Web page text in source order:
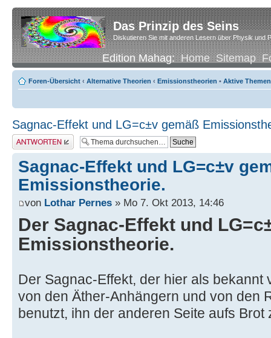
Das Prinzip des Seins
Diskutieren Sie mit anderen Lesern über Physik und
Edition Mahag:Home Sitemap
Foren-Übersicht ‹ Alternative Theorien ‹ Emissionstheorien • Aktive Themen
Sagnac-Effekt und LG=c±v gemäß
Antwort erstellen
Sagnac-Effekt und LG=c±v
Emissionstheorie.
von Lothar Pernes » Mo 7. Okt 2013, 14:46
Der Sagnac-Effekt und
Emissionstheorie.
Der Sagnac-Effekt, der hier als bekannt
von den Äther-Anhängern und von den
benutzt, ihn der anderen Seite aufs Brot